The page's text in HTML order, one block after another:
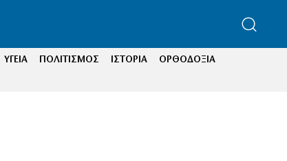
ΥΓΕΙΑ ΠΟΛΙΤΙΣΜΟΣ ΙΣΤΟΡΙΑ
ΟΡΘΟΔΟΞΙΑ